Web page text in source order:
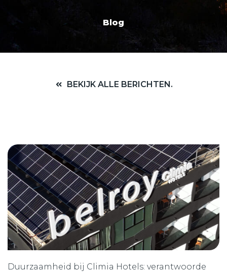
Blog
BEKIJK ALLE BERICHTEN.
Duurzaamheid bij Climia Hotels: verantwoorde